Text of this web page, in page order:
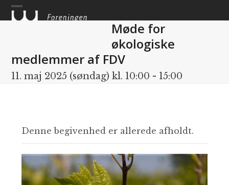
Skip
to
Møde for
økologiske
medlemmer af FDV
11. maj 2025 (søndag) kl. 10:00 - 15:00
Denne begivenhed er allerede afholdt.